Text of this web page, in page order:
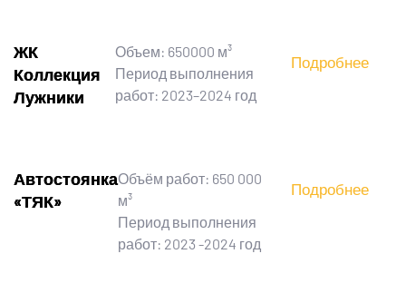
ЖК
Коллекция
Лужники
Объем: 650000 м³
Период выполнения
работ: 2023–2024 год
Подробнее
Автостоянка
«ТЯК»
Объём работ: 650 000
м³
Период выполнения
работ: 2023 -2024 год
Подробнее